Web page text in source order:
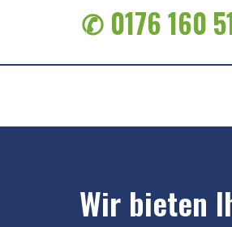
✆ 0176 160
Wir bieten